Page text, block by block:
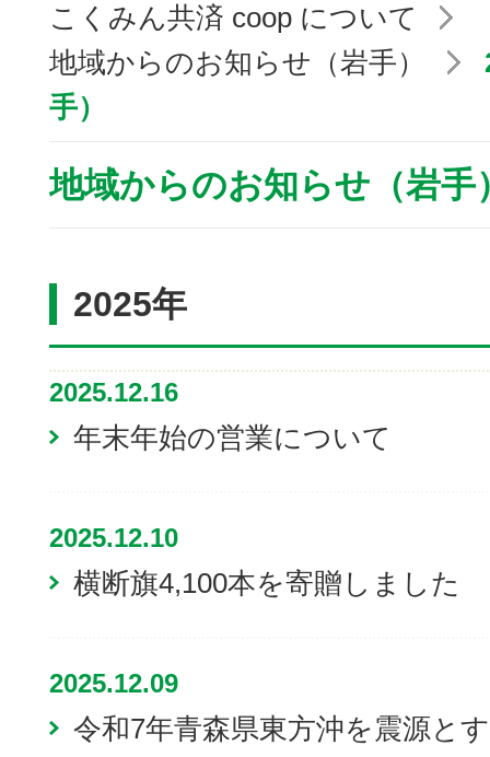
こくみん共済 coop について
地域からのお知らせ（岩手）
手）
地域からのお知らせ（岩手
2025年
2025.12.16
年末年始の営業について
2025.12.10
横断旗4,100本を寄贈しました
2025.12.09
令和7年青森県東方沖を震源と